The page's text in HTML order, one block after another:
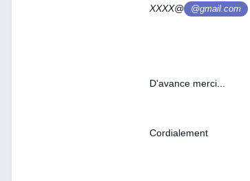
XXXX@
@gmail.com
D'avance merci...
Cordialement